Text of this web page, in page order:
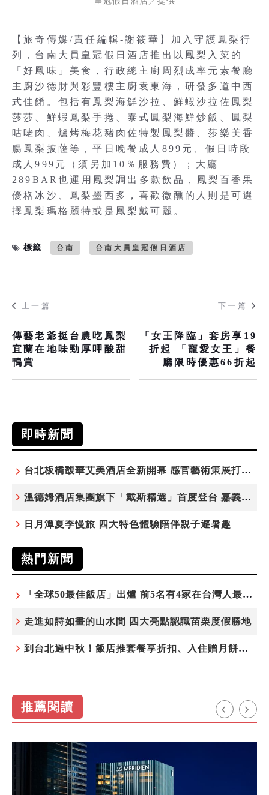
【旅奇傳媒/責任編輯-謝筱華】加入守護鳳梨行
列，台南大員皇冠假日酒店推出以鳳梨入菜的
「好鳳味」美食，行政總主廚周烈成率元素餐廳
主廚沙德財與彩豐樓主廚袁東海，研發多道中西
式佳餚。包括有鳳梨海鮮沙拉、鮮蝦沙拉佐鳳梨
莎莎、鮮蝦鳳梨手捲、泰式鳳梨海鮮炒飯、鳳梨
咕咾肉、爐烤梅花豬肉佐特製鳳梨醬、莎樂美香
腸鳳梨披薩等，平日晚餐成人899元、假日時段
成人999元（須另加10％服務費）；大廳
289BAR也運用鳳梨調出多款飲品，鳳梨百香果
優格冰沙、鳳梨墨西多，喜歡微醺的人則是可選
擇鳳梨瑪格麗特或是鳳梨戴可麗。
標籤 台南 台南大員皇冠假日酒店
上一篇
傳藝老爺挺台農吃鳳梨
宜蘭在地味勁厚呷酸甜
鴨賞
下一篇
「女王降臨」套房享19
折起 「寵愛女王」餐
廳限時優惠66折起
即時新聞
台北板橋馥華艾美酒店全新開幕 感官藝術策展打造旅居新風格
溫德姆酒店集團旗下「戴斯精選」首度登台 嘉義首店揭新幕
日月潭夏季慢旅 四大特色體驗陪伴親子避暑趣
熱門新聞
「全球50最佳飯店」出爐 前5名有4家在台灣人最常去的城市！
走進如詩如畫的山水間 四大亮點認識苗栗度假勝地
到台北過中秋！飯店推套餐享折扣、入住贈月餅禮盒
推薦閱讀